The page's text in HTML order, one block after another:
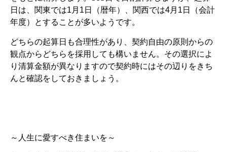
日は、関東では1月1日（暦年）、関西では4月1日（会計
年度）とすることが多いようです。
どちらの起算日も合理性があり、契約自由の原則からの
観点からどちらを採用しても構いません。その選択によ
り清算金額が異なりますので契約時にはその辺りをきち
んと確認をしておきましょう。
～人生に愛すべき住まいを～